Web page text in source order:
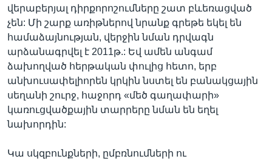
վերաբերյալ դիրքորոշումները շատ բևեռացված
չեն: Մի շարք առիթներով նրանք գրեթե եկել են
համաձայնության, վերջին նման դրվագն
արձանագրվել է 2011թ.: Եվ ամեն անգամ
ձախողված հերթական փուլից հետո, երբ
անխուսափելիորեն կրկին նստել են բանակցային
սեղանի շուրջ, հաջորդ «մեծ գաղափարի»
կառուցվածքային տարրերը նման են եղել
նախորդին:
Կա սկզբունքների, ըմբռնումների ու